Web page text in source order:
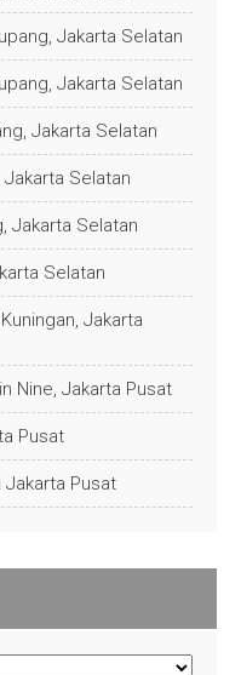
Jakarta Selatan
Jakarta Selatan
Jakarta Selatan
Jakarta Selatan
Jakarta Selatan
Selatan
Jakarta
Nine, Jakarta Pusat
Pusat
Jakarta Pusat